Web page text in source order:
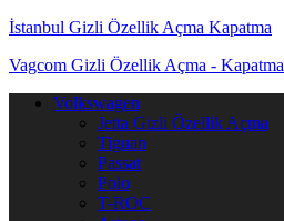
İstanbul Gizli Özellik Açma Kapatma
Vagcom Gizli Özellik Açma - Kapatma
Dolaşımı aç/kapat
Volkswagen
Jetta Gizli Özellik Açma
Tiguan
Passat
Polo
T-ROC